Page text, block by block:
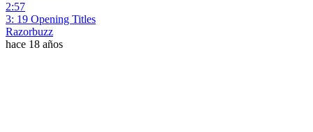
2:57
3: 19 Opening Titles
Razorbuzz
hace 18 años